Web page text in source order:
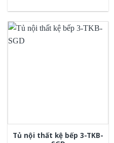
Tủ nội thất kệ bếp 3-TKB-